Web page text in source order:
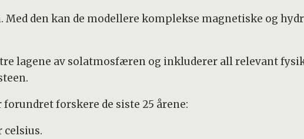
den kan de modellere komplekse magnetiske og
lagene av solatmosfæren og inkluderer all relevant
forskere de siste 25 årene:
celsius.